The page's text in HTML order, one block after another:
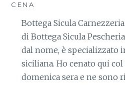
CENA
Bottega Sicula
di Bottega Sicula
dal nome, è specializzato
siciliana. Ho cenato qui
domenica sera e ne sono